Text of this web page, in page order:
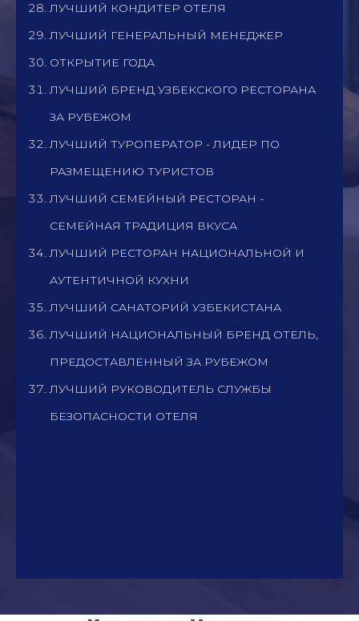
ЛУЧШИЙ КОНДИТЕР ОТЕЛЯ
ЛУЧШИЙ ГЕНЕРАЛЬНЫЙ МЕНЕДЖЕР
ОТКРЫТИЕ ГОДА
ЛУЧШИЙ БРЕНД УЗБЕКСКОГО РЕСТОРАНА
ЗА РУБЕЖОМ
ЛУЧШИЙ ТУРОПЕРАТОР - ЛИДЕР ПО
РАЗМЕЩЕНИЮ ТУРИСТОВ
ЛУЧШИЙ СЕМЕЙНЫЙ РЕСТОРАН -
СЕМЕЙНАЯ ТРАДИЦИЯ ВКУСА
ЛУЧШИЙ РЕСТОРАН НАЦИОНАЛЬНОЙ И
АУТЕНТИЧНОЙ КУХНИ
ЛУЧШИЙ САНАТОРИЙ УЗБЕКИСТАНА
ЛУЧШИЙ НАЦИОНАЛЬНЫЙ БРЕНД ОТЕЛЬ,
ПРЕДОСТАВЛЕННЫЙ ЗА РУБЕЖОМ
ЛУЧШИЙ РУКОВОДИТЕЛЬ СЛУЖБЫ
БЕЗОПАСНОСТИ ОТЕЛЯ